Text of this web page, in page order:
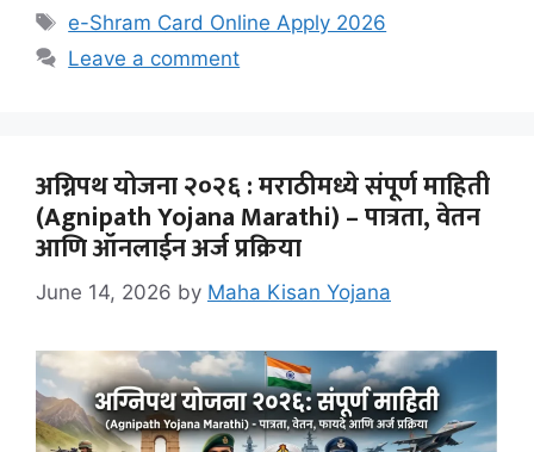
Tags
e-Shram Card Online Apply 2026
Leave a comment
अग्निपथ योजना २०२६ : मराठीमध्ये संपूर्ण माहिती
(Agnipath Yojana Marathi) – पात्रता, वेतन
आणि ऑनलाईन अर्ज प्रक्रिया
June 14, 2026 by Maha Kisan Yojana